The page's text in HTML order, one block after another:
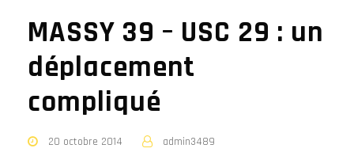
MASSY 39 – USC 29 : un
déplacement
compliqué
20 octobre 2014
admin3489